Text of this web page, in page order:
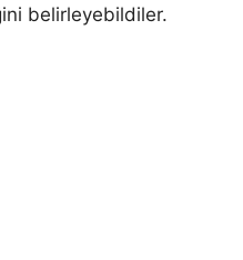
belirleyebildiler.